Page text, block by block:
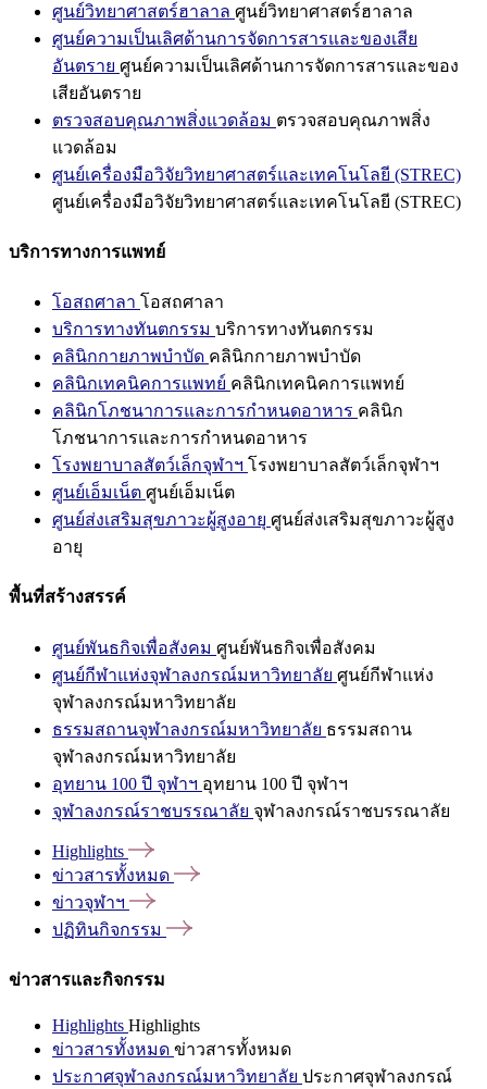
ศูนย์วิทยาศาสตร์ฮาลาล ศูนย์วิทยาศาสตร์ฮาลาล
ศูนย์ความเป็นเลิศด้านการจัดการสารและของเสีย
อันตราย ศูนย์ความเป็นเลิศด้านการจัดการสารและของ
เสียอันตราย
ตรวจสอบคุณภาพสิ่งแวดล้อม ตรวจสอบคุณภาพสิ่ง
แวดล้อม
ศูนย์เครื่องมือวิจัยวิทยาศาสตร์และเทคโนโลยี (STREC)
ศูนย์เครื่องมือวิจัยวิทยาศาสตร์และเทคโนโลยี (STREC)
บริการทางการแพทย์
โอสถศาลา โอสถศาลา
บริการทางทันตกรรม บริการทางทันตกรรม
คลินิกกายภาพบำบัด คลินิกกายภาพบำบัด
คลินิกเทคนิคการแพทย์ คลินิกเทคนิคการแพทย์
คลินิกโภชนาการและการกำหนดอาหาร คลินิก
โภชนาการและการกำหนดอาหาร
โรงพยาบาลสัตว์เล็กจุฬาฯ โรงพยาบาลสัตว์เล็กจุฬาฯ
ศูนย์เอ็มเน็ต ศูนย์เอ็มเน็ต
ศูนย์ส่งเสริมสุขภาวะผู้สูงอายุ ศูนย์ส่งเสริมสุขภาวะผู้สูง
อายุ
พื้นที่สร้างสรรค์
ศูนย์พันธกิจเพื่อสังคม ศูนย์พันธกิจเพื่อสังคม
ศูนย์กีฬาแห่งจุฬาลงกรณ์มหาวิทยาลัย ศูนย์กีฬาแห่ง
จุฬาลงกรณ์มหาวิทยาลัย
ธรรมสถานจุฬาลงกรณ์มหาวิทยาลัย ธรรมสถาน
จุฬาลงกรณ์มหาวิทยาลัย
อุทยาน 100 ปี จุฬาฯ อุทยาน 100 ปี จุฬาฯ
จุฬาลงกรณ์ราชบรรณาลัย จุฬาลงกรณ์ราชบรรณาลัย
Highlights
ข่าวสารทั้งหมด
ข่าวจุฬาฯ
ปฏิทินกิจกรรม
ข่าวสารและกิจกรรม
Highlights Highlights
ข่าวสารทั้งหมด ข่าวสารทั้งหมด
ประกาศจุฬาลงกรณ์มหาวิทยาลัย ประกาศจุฬาลงกรณ์